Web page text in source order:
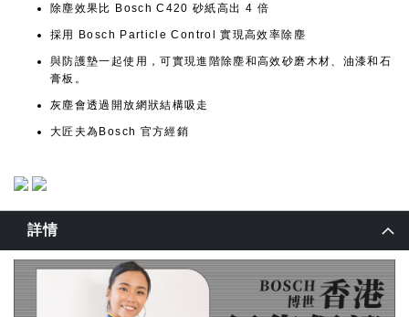
除塵效果比 Bosch C420 砂紙高出 4 倍
採用 Bosch Particle Control 實現高效率除塵
與防護墊一起使用，可實現進階除塵和高效砂磨木材、油漆和石
膏板。
灰塵會透過開放網狀結構吸走
大匠夫為Bosch 官方經銷
詳情